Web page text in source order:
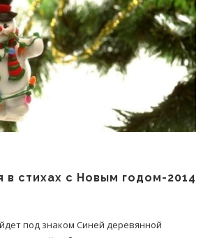
в стихах с Новым годом-2014
под знаком Синей деревянной